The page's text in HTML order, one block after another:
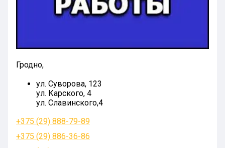
Гродно,
ул. Суворова, 123
ул. Карского, 4
ул. Славинского,4
+375 (29) 888-79-89
+375 (29) 886-36-86